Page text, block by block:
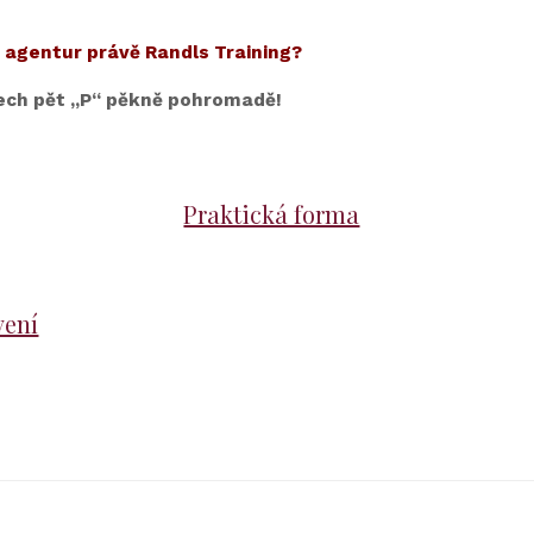
právě Randls Training?
pět „P“ pěkně pohromadě!
Praktická forma